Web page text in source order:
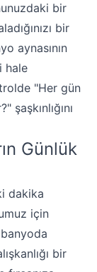
bir
bir
aynasının
hale
"Her gün
şaşkınlığını
Günlük
dakika
için
bir